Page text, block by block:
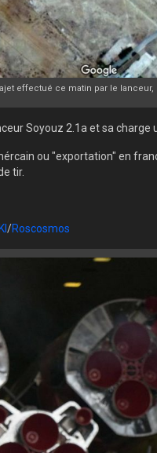
effectué ce matin par le lanceur,
Soyouz 2.1a et sa
ou "exportation" en
tir.
/Roscosmos